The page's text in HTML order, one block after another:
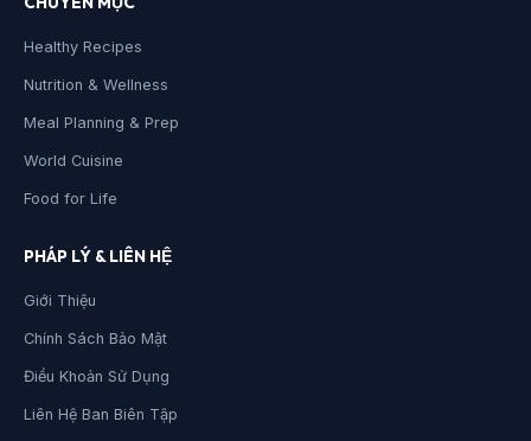
Healthy Recipes
Nutrition & Wellness
Meal Planning & Prep
World Cuisine
Food for Life
PHÁP LÝ & LIÊN HỆ
Giới Thiệu
Chính Sách Bảo Mật
Điều Khoản Sử Dụng
Liên Hệ Ban Biên Tập